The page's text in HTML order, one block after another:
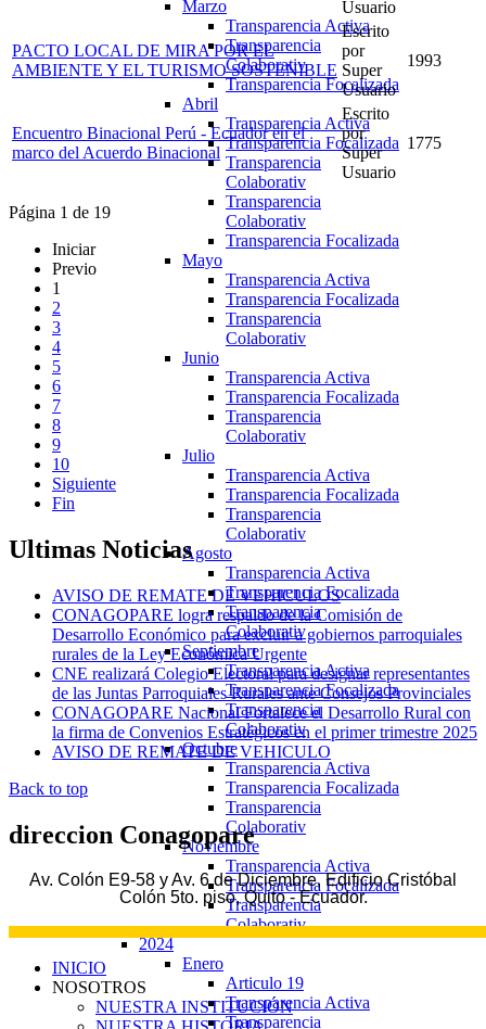
Marzo
Transparencia Activa
Transparencia
Colaborativ
Transparencia Focalizada
Abril
Transparencia Activa
Transparencia Focalizada
Transparencia
Colaborativ
Transparencia
Colaborativ
Transparencia Focalizada
Mayo
Transparencia Activa
Transparencia Focalizada
Transparencia
Colaborativ
Junio
Transparencia Activa
Transparencia Focalizada
Transparencia
Colaborativ
Julio
Transparencia Activa
Transparencia Focalizada
Transparencia
Colaborativ
Agosto
Transparencia Activa
Transparencia Focalizada
Transparencia
Colaborativ
Septiembre
Transparencia Activa
Transparencia Focalizada
Transparencia
Colaborativ
Octubre
Transparencia Activa
Transparencia Focalizada
Transparencia
Colaborativ
Noviembre
Transparencia Activa
Transparencia Focalizada
Transparencia
Colaborativ
2024
Enero
Articulo 19
Transparencia Activa
Transparencia
Usuario
PACTO LOCAL DE MIRA POR EL
AMBIENTE Y EL TURISMO SOSTENIBLE
Escrito
por
Super
Usuario
1993
Encuentro Binacional Perú - Ecuador en el
marco del Acuerdo Binacional
Escrito
por
Super
Usuario
1775
Página 1 de 19
Iniciar
Previo
1
2
3
4
5
6
7
8
9
10
Siguiente
Fin
Ultimas Noticias
AVISO DE REMATE DE VEHICULOS
CONAGOPARE logra respaldo de la Comisión de
Desarrollo Económico para excluir a gobiernos parroquiales
rurales de la Ley Económica Urgente
CNE realizará Colegio Electoral para designar representantes
de las Juntas Parroquiales Rurales ante Consejos Provinciales
CONAGOPARE Nacional Fortalece el Desarrollo Rural con
la firma de Convenios Estratégicos en el primer trimestre 2025
AVISO DE REMATE DE VEHICULO
Back to top
direccion Conagopare
Av. Colón E9-58 y Av. 6 de Diciembre, Edificio Cristóbal
Colón 5to. piso, Quito - Ecuador.
INICIO
NOSOTROS
NUESTRA INSTITUCIÓN